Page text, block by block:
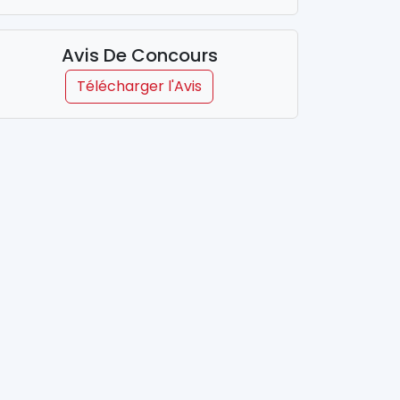
Avis De Concours
Télécharger l'Avis